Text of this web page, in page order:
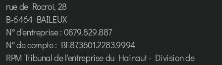
rue de Rocroi, 28
B-6464 BAILEUX
N° d’entreprise : 0879.829.887
N° de compte : BE87.3601.2283.9994
RPM Tribunal de l'entreprise du Hainaut - Division de